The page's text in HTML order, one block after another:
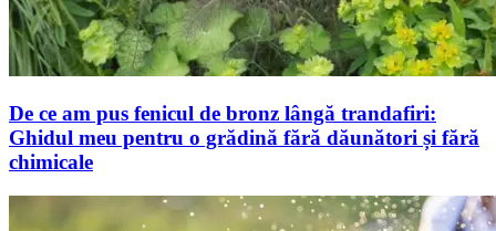
De ce am pus fenicul de bronz lângă trandafiri:
Ghidul meu pentru o grădină fără dăunători și fără
chimicale